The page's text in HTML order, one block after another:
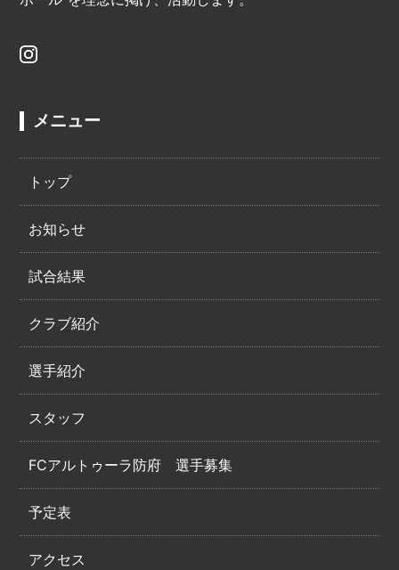
メニュー
トップ
お知らせ
試合結果
クラブ紹介
選手紹介
スタッフ
FCアルトゥーラ防府 選手募集
予定表
アクセス